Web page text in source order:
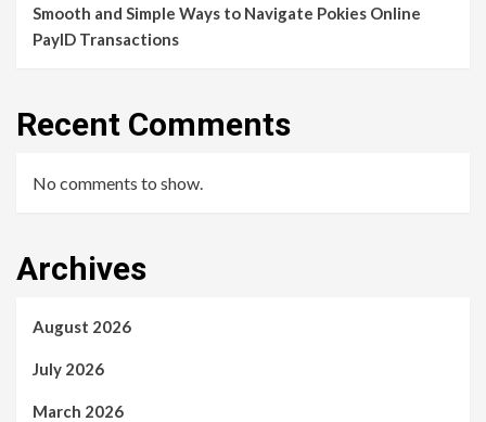
Smooth and Simple Ways to Navigate Pokies Online
PayID Transactions
Recent Comments
No comments to show.
Archives
August 2026
July 2026
March 2026